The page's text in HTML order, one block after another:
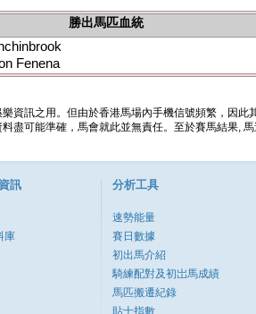
勝出馬匹血統
Fenena
資訊之用。但由於香港馬場內手機信號頻繁，因此
盡可能準確，馬會就此並無責任。至於賽馬結果, 馬
訊
庫
分析工具
速勢能量
賽日數據
初出馬介紹
騎練配對及初岀馬成績
馬匹搬遷紀錄
貼士指數